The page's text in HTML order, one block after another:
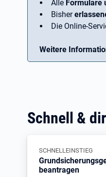
Alle Formulare
Bisher
Die Online-
Weitere
Schnell &
SCHNELLEINSTIEG
beantragen